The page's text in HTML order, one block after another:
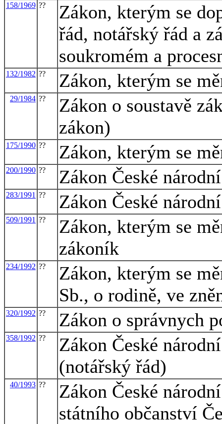
158/1969 ??
Zákon, kterým se
řád, notářský řád a
soukromém a
132/1982 ?? Zákon, kterým se
29/1984 ??
Zákon o soustavě
zákon)
175/1990 ?? Zákon, kterým se
200/1990 ?? Zákon České
283/1991 ?? Zákon České
509/1991 ??
Zákon, kterým se
zákoník
234/1992 ??
Zákon, kterým se
Sb., o rodině, ve
320/1992 ?? Zákon o správnych
358/1992 ??
Zákon České
(notářský řád)
40/1993 ??
Zákon České
státního občanství